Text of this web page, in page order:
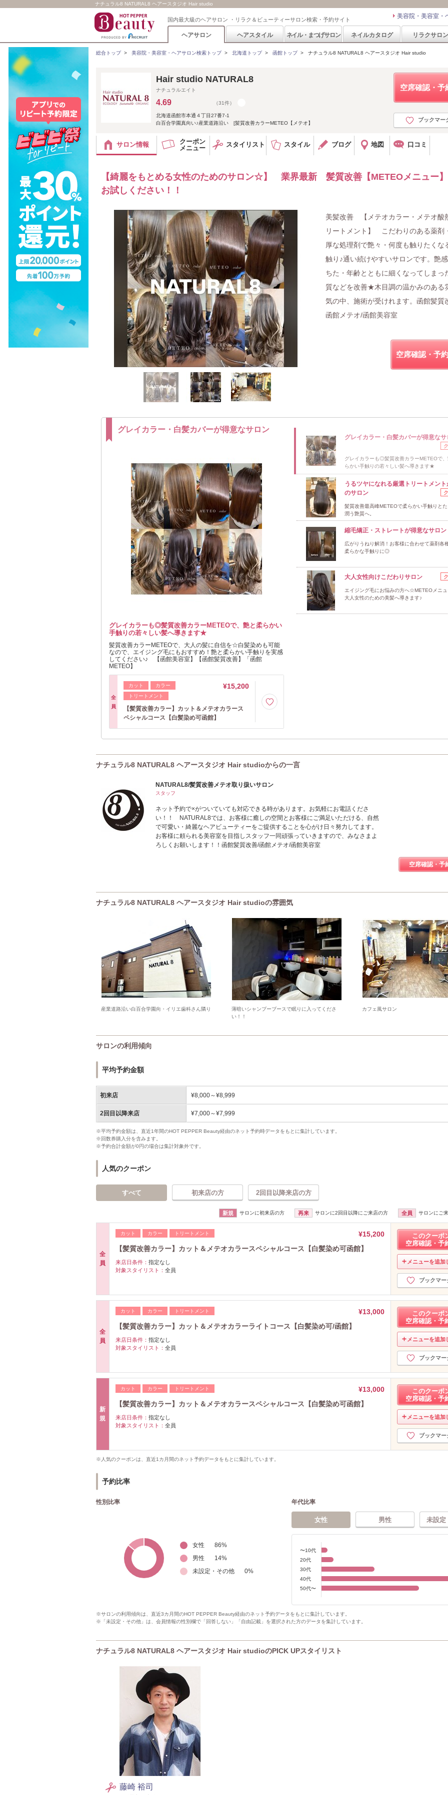
ナチュラル8 NATURAL8 ヘアースタジオ Hair studio
国内最大級のヘアサロン ・リラク＆ビューティーサロン検索・予約サイト 美容院・美容室・
ヘアサロン ヘアスタイル ネイル・まつげサロン ネイルカタログ リラクサロン
総合トップ> 美容院・美容室・ヘアサロン検索トップ> 北海道トップ> 函館トップ> ナチュラル8 NATURAL8 ヘアースタジオ Hair studio
空席確認・予
ブックマー
Hair studio NATURAL8
ナチュラルエイト
4.69 （31件）
北海道函館市本通４丁目27番7-1
白百合学園真向い♪産業道路沿い [髪質改善カラーMETEO【メテオ】
サロン情報
クーポン
メニュー
スタイリスト スタイル ブログ 地図 口コミ
【綺麗をもとめる女性のためのサロン☆】 業界最新 髪質改善【METEOメニュー
お試しください！！
美髪改善 【メテオカラー・メテオ酸
リートメント】 こだわりのある薬剤
厚な処理剤で艶々・何度も触りたくな
触り♪通い続けやすいサロンです。艶
ちた・年齢とともに細くなってしまっ
質などを改善★木目調の温かみのある
気の中、施術が受けれます。函館髪質
函館メテオ/函館美容室
空席確認・予
グレイカラー・白髪カバーが得意なサロン
グレイカラーも◎髪質改善カラーMETEOで、艶と柔らかい
手触りの若々しい髪へ導きます★
髪質改善カラーMETEOで、大人の髪に自信を☆白髪染めも可能
なので、エイジング毛にもおすすめ！艶と柔らかい手触りを実感
してください♪ 【函館美容室】【函館髪質改善】「函館
METEO】
全
員
カット
カラー
トリートメント
¥15,200
【髪質改善カラー】カット＆メテオカラース
ペシャルコース【白髪染め可函館】
グレイカラー・白髪カバーが得意なサ
グレイカラーも◎髪質改善カラーMETEOで
らかい手触りの若々しい髪へ導きます★
うるツヤになれる厳選トリートメント
のサロン
髪質改善最高峰METEOで柔らかい手触りと
潤う艶質へ。
縮毛矯正・ストレートが得意なサロン
広がりうねり解消！お客様に合わせて薬剤各
柔らかな手触りに◎
大人女性向けこだわりサロン
エイジング毛にお悩みの方へ☆METEOメニ
大人女性のための美髪へ導きます♪
ナチュラル8 NATURAL8 ヘアースタジオ Hair studioからの一言
NATURAL8/髪質改善メテオ取り扱いサロン
スタッフ
ネット予約で×がついていても対応できる時があります。お気軽にお電話くださ
い！！ NATURAL8では、お客様に癒しの空間とお客様にご満足いただける、自然
で可愛い・綺麗なヘアビューティーをご提供することを心がけ日々努力してます。
お客様に頼られる美容室を目指しスタッフ一同頑張っていきますので、みなさまよ
ろしくお願いします！！函館髪質改善/函館メテオ/函館美容室
空席確認・予
ナチュラル8 NATURAL8 ヘアースタジオ Hair studioの雰囲気
産業道路沿い白百合学園向・イリエ歯科さん隣り
薄暗いシャンプーブースで眠りに入ってくださ
い！！
カフェ風サロン
サロンの利用傾向
平均予約金額
初来店 ¥8,000～¥8,999
2回目以降来店 ¥7,000～¥7,999
※平均予約金額は、直近1年間のHOT PEPPER Beauty経由のネット予約時データをもとに集計しています。
※回数券購入分を含みます。
※予約合計金額が0円の場合は集計対象外です。
人気のクーポン
すべて 初来店の方 2回目以降来店の方
新規 サロンに初来店の方 再来 サロンに2回目以降にご来店の方 全員 サロンにご
全
員
カット カラー トリートメント
¥15,200
【髪質改善カラー】カット＆メテオカラースペシャルコース【白髪染め可函館】
来店日条件： 指定なし
対象スタイリスト： 全員
このクーポ
空席確認・予
メニューを追加
ブックマー
全
員
カット カラー トリートメント
¥13,000
【髪質改善カラー】カット＆メテオカラーライトコース【白髪染め可/函館】
来店日条件： 指定なし
対象スタイリスト： 全員
このクーポ
空席確認・予
メニューを追加
ブックマー
新
規
カット カラー トリートメント
¥13,000
【髪質改善カラー】カット＆メテオカラースペシャルコース【白髪染め可函館】
来店日条件： 指定なし
対象スタイリスト： 全員
このクーポ
空席確認・予
メニューを追加
ブックマー
※人気のクーポンは、直近1カ月間のネット予約データをもとに集計しています。
予約比率
性別比率
女性 86%
男性
14%
未設定・その他
0%
年代比率
女性 男性 未設定
〜10代
20代
30代
40代
50代〜
※サロンの利用傾向は、直近3カ月間のHOT PEPPER Beauty経由のネット予約データをもとに集計しています。
※「未設定・その他」は、会員情報の性別欄で「回答しない」「自由記載」を選択された方のデータを集計しています。
ナチュラル8 NATURAL8 ヘアースタジオ Hair studioのPICK UPスタイリスト
藤崎 裕司